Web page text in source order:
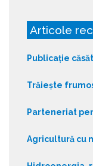
Articole
Publicație
Trăiește
Parteneriat
Agricultură cu